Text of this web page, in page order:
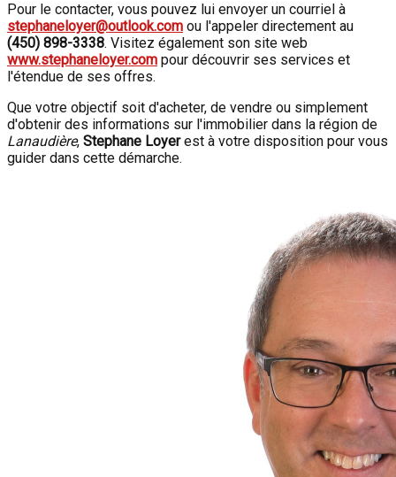
Pour le contacter, vous pouvez lui envoyer un courriel à
stephaneloyer@outlook.com ou l'appeler directement au
(450) 898-3338. Visitez également son site web
www.stephaneloyer.com pour découvrir ses services et
l'étendue de ses offres.
Que votre objectif soit d'acheter, de vendre ou simplement
d'obtenir des informations sur l'immobilier dans la région de
Lanaudière, Stephane Loyerest à votre disposition pour vous
guider dans cette démarche.